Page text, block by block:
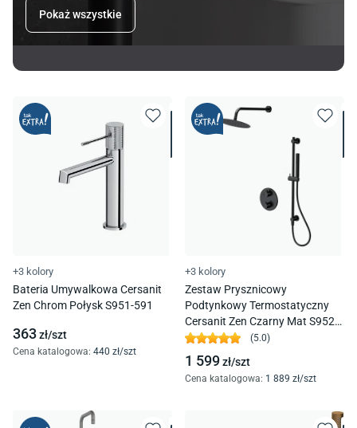
Pokaż wszystkie
+3 kolory
Bateria Umywalkowa Cersanit
Zen Chrom Połysk S951-591
363zł/szt
Cena katalogowa: 440 zł/szt
+3 kolory
Zestaw Prysznicowy
Podtynkowy Termostatyczny
Cersanit Zen Czarny Mat S952-
033
(5.0)
1 599zł/szt
Cena katalogowa: 1 889 zł/szt